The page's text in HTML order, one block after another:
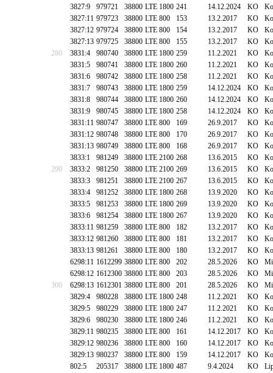
3827:9
979721 38800 LTE 1800 241 14.12.2024 KO
3827:11 979723 38800 LTE 800 153 13.2.2017 KO
3827:12 979724 38800 LTE 800 154 13.2.2017 KO
3827:13 979725 38800 LTE 800 155 13.2.2017 KO
280
3831:4 980740 38800 LTE 1800 259 11.2.2021 KO
3831:5
980741 38800 LTE 1800 260 11.2.2021 KO
3831:6
980742 38800 LTE 1800 258 11.2.2021 KO
3831:7
980743 38800 LTE 1800 259 14.12.2024 KO
3831:8
980744 38800 LTE 1800 260 14.12.2024 KO
3831:9
980745 38800 LTE 1800 258 14.12.2024 KO
3831:11 980747 38800 LTE 800 169 26.9.2017 KO
3831:12 980748 38800 LTE 800 170 26.9.2017 KO
3831:13 980749 38800 LTE 800 168 26.9.2017 KO
3833:1
981249 38800 LTE 2100 268 13.6.2015 KO
290
3833:2 981250 38800 LTE 2100 269 13.6.2015 KO
3833:3
981251 38800 LTE 2100 267 13.6.2015 KO
3833:4
981252 38800 LTE 1800 268 13.9.2020 KO
3833:5
981253 38800 LTE 1800 269 13.9.2020 KO
3833:6
981254 38800 LTE 1800 267 13.9.2020 KO
3833:11 981259 38800 LTE 800 182 13.2.2017 KO
3833:12 981260 38800 LTE 800 181 13.2.2017 KO
3833:13 981261 38800 LTE 800 180 13.2.2017 KO
6298:11 1612299 38800 LTE 800 202 28.5.2026 KO
6298:12 1612300 38800 LTE 800 203 28.5.2026 KO
300
6298:13 1612301 38800 LTE 800 201 28.5.2026 KO
3829:4
980228 38800 LTE 1800 248 11.2.2021 KO
3829:5
980229 38800 LTE 1800 247 11.2.2021 KO
3829:6
980230 38800 LTE 1800 246 11.2.2021 KO
3829:11 980235 38800 LTE 800 161 14.12.2017 KO
3829:12 980236 38800 LTE 800 160 14.12.2017 KO
3829:13 980237 38800 LTE 800 159 14.12.2017 KO
802:5
205317 38800 LTE 1800 487 9.4.2024 KO